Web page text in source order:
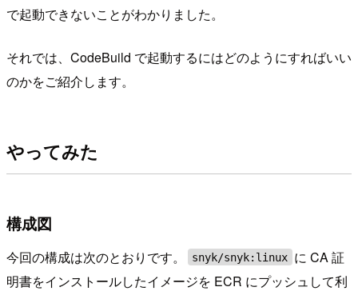
で起動できないことがわかりました。
それでは、CodeBuild で起動するにはどのようにすればいい
のかをご紹介します。
やってみた
構成図
今回の構成は次のとおりです。 snyk/snyk:linux に CA 証
明書をインストールしたイメージを ECR にプッシュして利